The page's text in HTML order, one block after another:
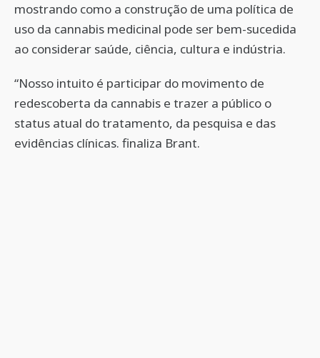
mostrando como a construção de uma política de
uso da cannabis medicinal pode ser bem-sucedida
ao considerar saúde, ciência, cultura e indústria.
“Nosso intuito é participar do movimento de
redescoberta da cannabis e trazer a público o
status atual do tratamento, da pesquisa e das
evidências clínicas. finaliza Brant.